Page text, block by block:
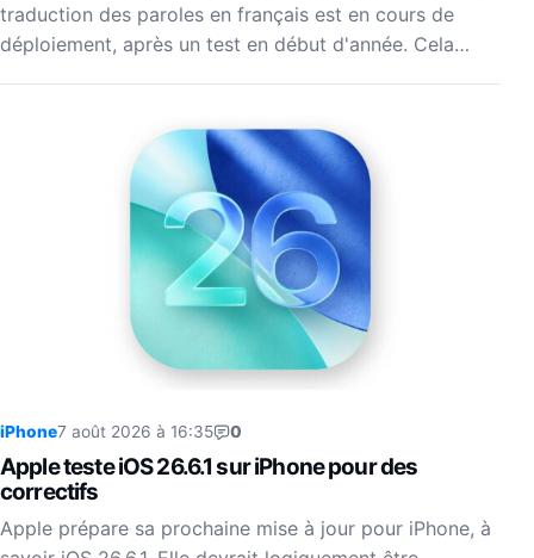
traduction des paroles en français est en cours de
déploiement, après un test en début d'année. Cela…
iPhone7 août 2026 à 16:35 0
Apple teste iOS 26.6.1 sur iPhone pour des
correctifs
Apple prépare sa prochaine mise à jour pour iPhone, à